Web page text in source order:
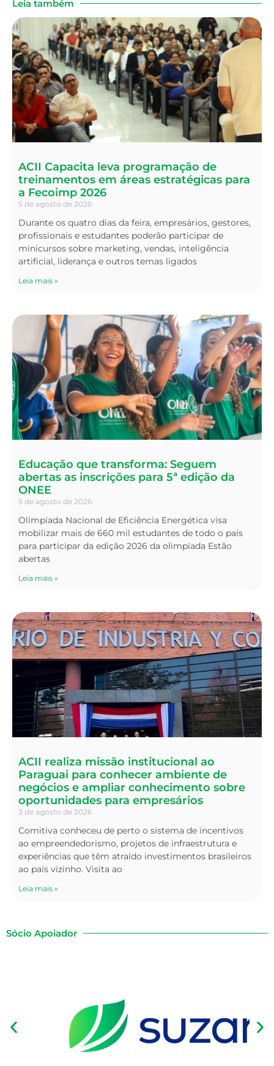
Leia também
ACII Capacita leva programação de
treinamentos em áreas estratégicas para
a Fecoimp 2026
5 de agosto de 2026
Durante os quatro dias da feira, empresários, gestores,
profissionais e estudantes poderão participar de
minicursos sobre marketing, vendas, inteligência
artificial, liderança e outros temas ligados
Leia mais »
Educação que transforma: Seguem
abertas as inscrições para 5ª edição da
ONEE
5 de agosto de 2026
Olimpíada Nacional de Eficiência Energética visa
mobilizar mais de 660 mil estudantes de todo o país
para participar da edição 2026 da olimpíada Estão
abertas
Leia mais »
ACII realiza missão institucional ao
Paraguai para conhecer ambiente de
negócios e ampliar conhecimento sobre
oportunidades para empresários
3 de agosto de 2026
Comitiva conheceu de perto o sistema de incentivos
ao empreendedorismo, projetos de infraestrutura e
experiências que têm atraído investimentos brasileiros
ao país vizinho. Visita ao
Leia mais »
Sócio Apoiador